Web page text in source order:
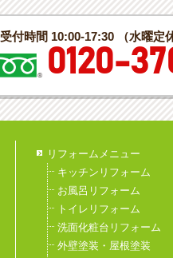
受付時間 10:00-17:30 （水曜定休
0120-
リフォームメニュー
キッチンリフォーム
お風呂リフォーム
トイレリフォーム
洗面化粧台リフォーム
外壁塗装・屋根塗装